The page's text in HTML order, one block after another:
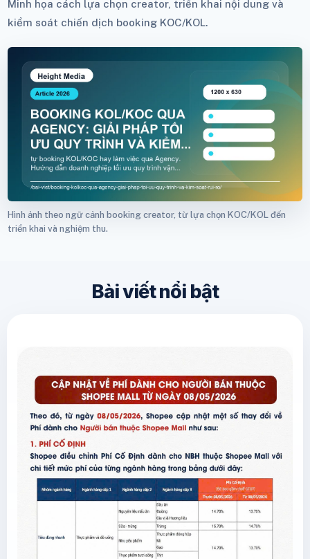
Minh họa cách lựa chọn creator, triển khai nội dung và
kiểm soát chiến dịch booking KOC/KOL.
Hình ảnh theo ngữ cảnh booking creator, từ lựa chọn KOC/KOL đến
triển khai và nghiệm thu.
Bài viết nổi bật